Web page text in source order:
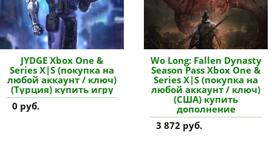
JYDGE Xbox One &
Series X|S (покупка на
любой аккаунт / ключ)
(Турция) купить игру
0 руб.
Wo Long: Fallen Dynasty
Season Pass Xbox One &
Series X|S (покупка на
любой аккаунт / ключ)
(США) купить
дополнение
3 872 руб.